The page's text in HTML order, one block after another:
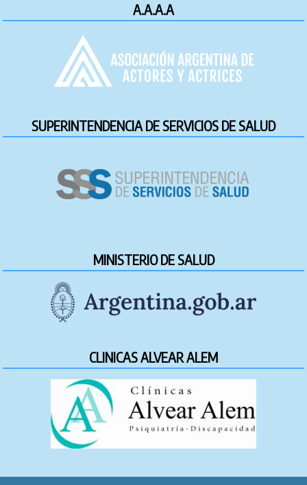
A.A.A.A
SUPERINTENDENCIA DE SERVICIOS DE SALUD
MINISTERIO DE SALUD
CLINICAS ALVEAR ALEM